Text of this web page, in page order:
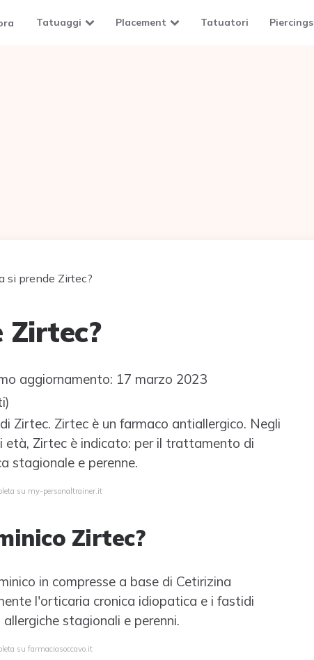
Tatuaggi Placement Tatuatori Piercings
si prende Zirtec?
Zirtec?
aggiornamento: 17 marzo 2023
)
Zirtec. Zirtec è un farmaco antiallergico. Negli
età, Zirtec è indicato: per il trattamento di
stagionale e perenne.
su my-personaltrainer.it
Zirtec?
in compresse a base di Cetirizina
l'orticaria cronica idiopatica e i fastidi
stagionali e perenni.
su farmaciasoccavo.it